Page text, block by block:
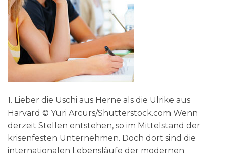
1. Lieber die Uschi aus Herne als die Ulrike aus
Harvard © Yuri Arcurs/Shutterstock.com Wenn
derzeit Stellen entstehen, so im Mittelstand der
krisenfesten Unternehmen. Doch dort sind die
internationalen Lebensläufe der modernen